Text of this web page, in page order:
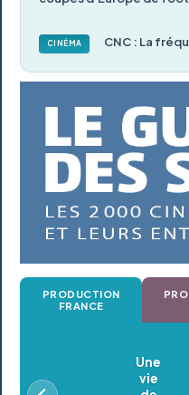
CINÉMA CNC : La
PRODUCTION
FRANCE
Oldeupe
En